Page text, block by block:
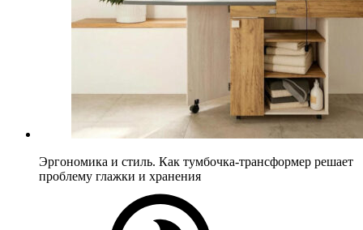
Эргономика и стиль. Как тумбочка-трансформер решает
проблему глажки и хранения